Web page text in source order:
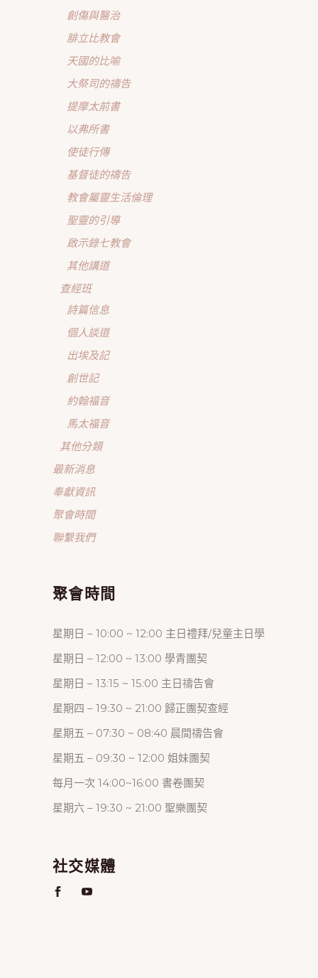
創傷與醫治
腓立比教會
天國的比喻
大祭司的禱告
提摩太前書
以弗所書
使徒行傳
基督徒的禱告
教會屬靈生活倫理
聖靈的引導
啟示錄七教會
其他講道
查經班
詩篇信息
個人談道
出埃及記
創世記
約翰福音
馬太福音
其他分類
最新消息
奉獻資訊
聚會時間
聯繫我們
聚會時間
星期日 – 10:00 ~ 12:00 主日禮拜/兒童主日學
星期日 – 12:00 ~ 13:00 學青團契
星期日 – 13:15 ~ 15:00 主日禱告會
星期四 – 19:30 ~ 21:00 歸正團契查經
星期五 – 07:30 ~ 08:40 晨間禱告會
星期五 – 09:30 ~ 12:00 姐妹團契
每月一次 14:00~16:00 書卷團契
星期六 – 19:30 ~ 21:00 聖樂團契
社交媒體